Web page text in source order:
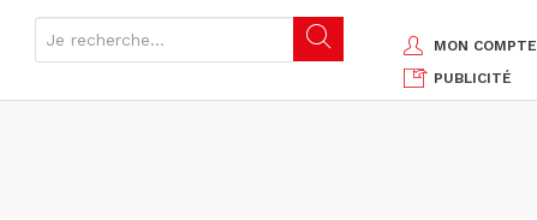
MON COMPTE
PUBLICITÉ